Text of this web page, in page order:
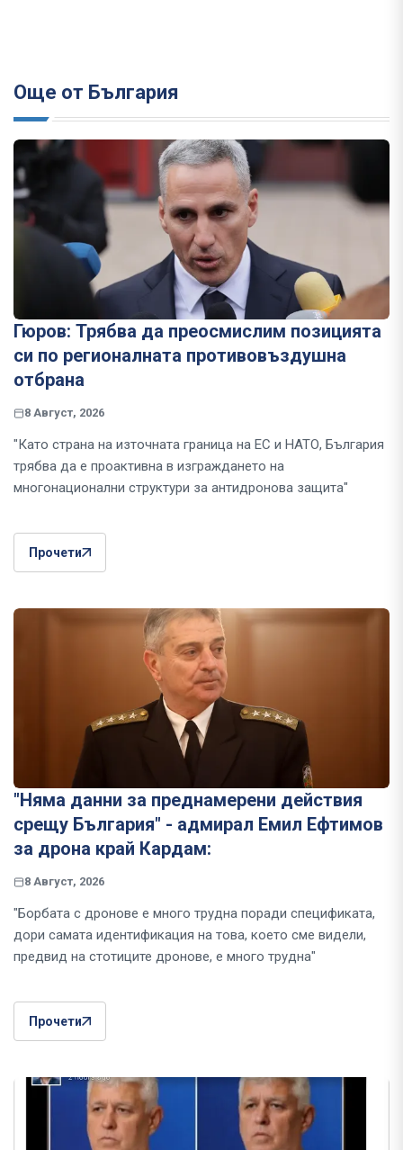
Още от България
Гюров: Трябва да преосмислим позицията
си по регионалната противовъздушна
отбрана
8 Август, 2026
"Като страна на източната граница на ЕС и НАТО, България
трябва да е проактивна в изграждането на
многонационални структури за антидронова защита"
Прочети
"Няма данни за преднамерени действия
срещу България" - адмирал Емил Ефтимов
за дрона край Кардам:
8 Август, 2026
"Борбата с дронове е много трудна поради спецификата,
дори самата идентификация на това, което сме видели,
предвид на стотиците дронове, е много трудна"
Прочети